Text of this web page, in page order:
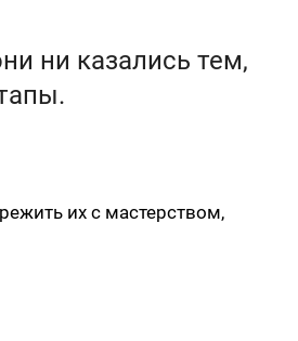
ни казались тем,
их с мастерством,